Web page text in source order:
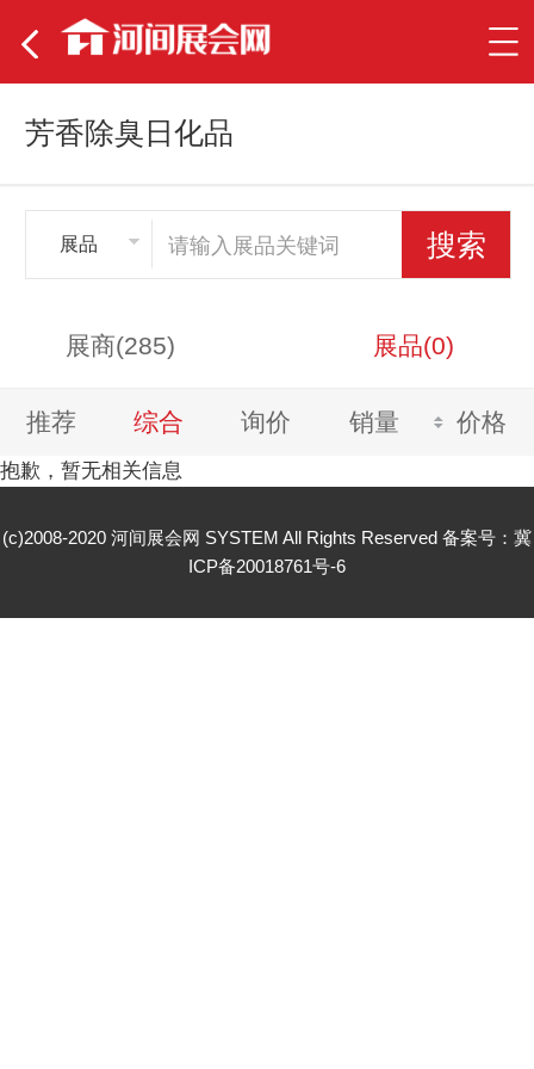
芳香除臭日化品
展品
展商(285) 展品(0)
推荐 综合 询价 销量 价格
抱歉，暂无相关信息
(c)2008-2020 河间展会网 SYSTEM All Rights Reserved 备案号： 冀
ICP备20018761号-6